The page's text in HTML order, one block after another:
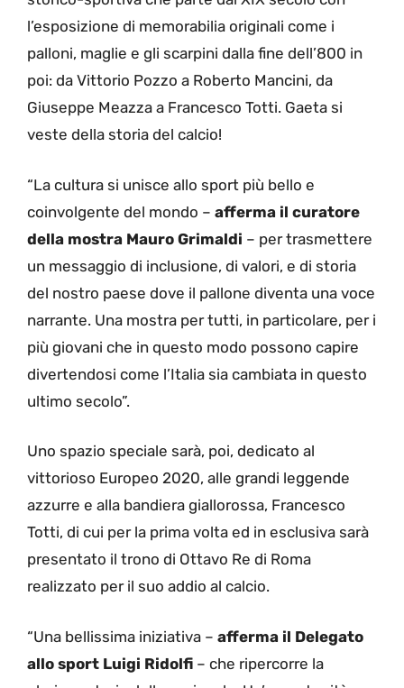
l’esposizione di memorabilia originali come i
palloni, maglie e gli scarpini dalla fine dell’800 in
poi: da Vittorio Pozzo a Roberto Mancini, da
Giuseppe Meazza a Francesco Totti. Gaeta si
veste della storia del calcio!
“La cultura si unisce allo sport più bello e
coinvolgente del mondo – afferma il curatore
della mostra Mauro Grimaldi – per trasmettere
un messaggio di inclusione, di valori, e di storia
del nostro paese dove il pallone diventa una voce
narrante. Una mostra per tutti, in particolare, per i
più giovani che in questo modo possono capire
divertendosi come l’Italia sia cambiata in questo
ultimo secolo”.
Uno spazio speciale sarà, poi, dedicato al
vittorioso Europeo 2020, alle grandi leggende
azzurre e alla bandiera giallorossa, Francesco
Totti, di cui per la prima volta ed in esclusiva sarà
presentato il trono di Ottavo Re di Roma
realizzato per il suo addio al calcio.
“Una bellissima iniziativa – afferma il Delegato
allo sport Luigi Ridolfi – che ripercorre la